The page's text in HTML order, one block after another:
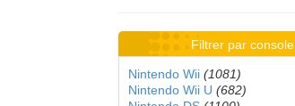
Filtrer par console
Nintendo Wii (1081)
Nintendo Wii U (682)